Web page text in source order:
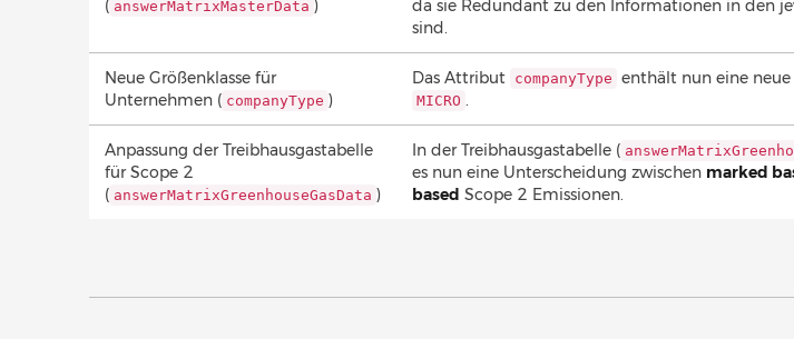
( answerMatrixMasterData )
da sie Redundant zu den Informationen in den
sind.
Neue Größenklasse für
Unternehmen ( companyType )
Das Attribut companyType enthält nun eine neue
MICRO .
Anpassung der Treibhausgastabelle
für Scope 2
( answerMatrixGreenhouseGasData )
In der Treibhausgastabelle (
es nun eine Unterscheidung zwischen marked
based Scope 2 Emissionen.